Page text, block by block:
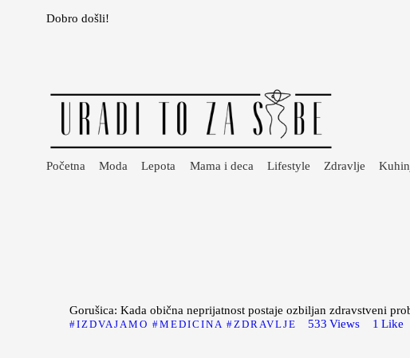
Dobro došli!
Početna Moda Lepota Mama i deca Lifestyle Zdravlje
Lepota
Mama i deca
Lifestyle
Gorušica: Kada obična neprijatnost postaje ozbiljan zdravstveni
IZDVAJAMO MEDICINA ZDRAVLJE 533 Views 1 Like